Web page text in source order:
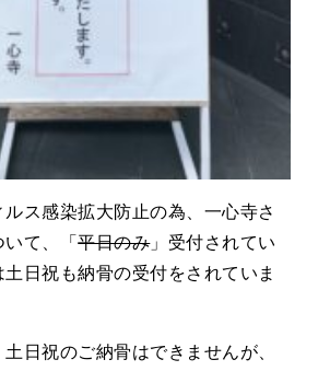
ス感染拡大防止の為、一心寺さ
いて、「平日のみ」受付されてい
土日祝も納骨の受付をされていま
日祝のご納骨はできませんが、